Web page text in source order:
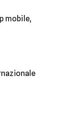
mobile,